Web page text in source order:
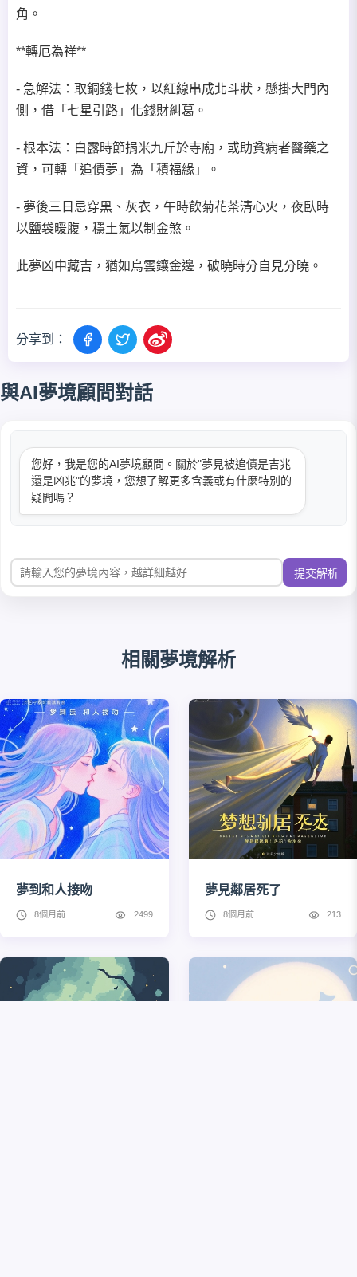
角。
**轉厄為祥**
- 急解法：取銅錢七枚，以紅線串成北斗狀，懸掛大門內
側，借「七星引路」化錢財糾葛。
- 根本法：白露時節捐米九斤於寺廟，或助貧病者醫藥之
資，可轉「追債夢」為「積福緣」。
- 夢後三日忌穿黑、灰衣，午時飲菊花茶清心火，夜臥時
以鹽袋暖腹，穩土氣以制金煞。
此夢凶中藏吉，猶如烏雲鑲金邊，破曉時分自見分曉。
分享到：
與AI夢境顧問對話
您好，我是您的AI夢境顧問。關於"夢見被追債是吉兆
還是凶兆"的夢境，您想了解更多含義或有什麼特別的
疑問嗎？
提交解析
相關夢境解析
夢到和人接吻
8個月前 2499
夢見鄰居死了
8個月前 213